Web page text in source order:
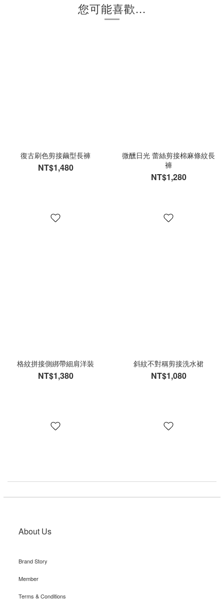
您可能喜歡...
復古刷色剪接繭型長褲
NT$1,480
微醺日光 蕾絲剪接棉麻條紋長
褲
NT$1,280
格紋拼接側綁帶細肩洋裝
NT$1,380
斜紋不對稱剪接洗水裙
NT$1,080
About Us
Brand Story
Member
Terms & Conditions